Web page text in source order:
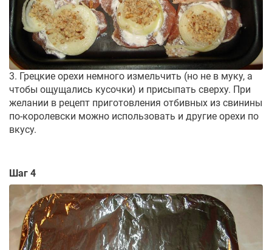
3. Грецкие орехи немного измельчить (но не в муку, а
чтобы ощущались кусочки) и присыпать сверху. При
желании в рецепт приготовления отбивных из свинины
по-королевски можно использовать и другие орехи по
вкусу.
Шаг 4